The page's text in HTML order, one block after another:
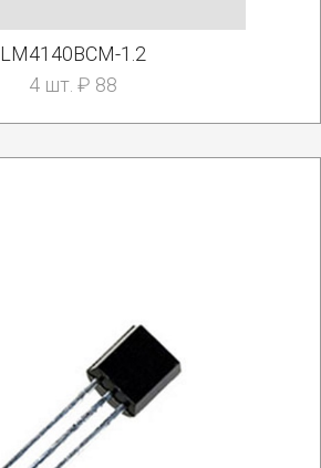
LM4140BCM-1.2
4 шт. ₽ 88